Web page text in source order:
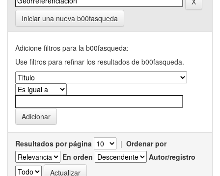
Iniciar una nueva b00fasqueda
Adicione filtros para la b00fasqueda:
Use filtros para refinar los resultados de b00fasqueda.
Resultados por página | Ordenar por
En orden
Autor/registro